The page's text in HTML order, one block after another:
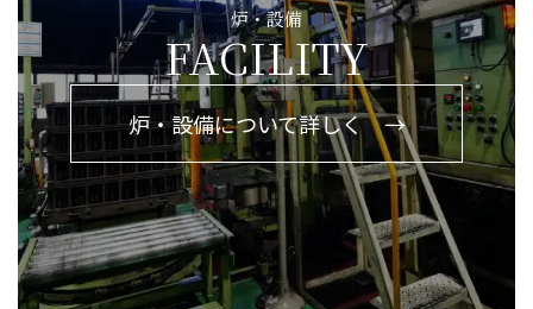
炉・設備
FACILITY
炉・設備について詳しく →